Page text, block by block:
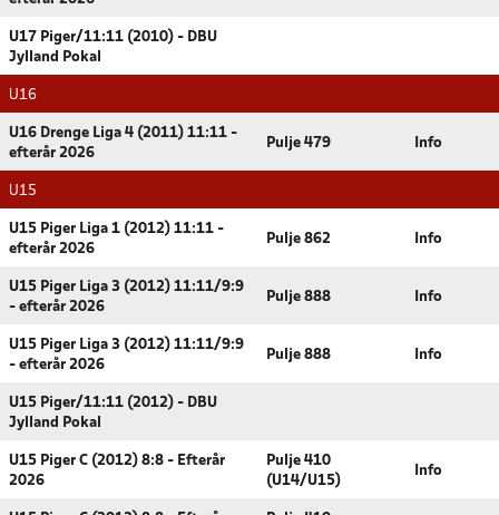
U17 Piger/11:11 (2010) - DBU
Jylland Pokal
U16
U16 Drenge Liga 4 (2011) 11:11 -
efterår 2026
Pulje 479 Info
U15
U15 Piger Liga 1 (2012) 11:11 -
efterår 2026
Pulje 862 Info
U15 Piger Liga 3 (2012) 11:11/9:9
- efterår 2026
Pulje 888 Info
U15 Piger Liga 3 (2012) 11:11/9:9
- efterår 2026
Pulje 888 Info
U15 Piger/11:11 (2012) - DBU
Jylland Pokal
U15 Piger C (2012) 8:8 - Efterår
2026
Pulje 410
(U14/U15)
Info